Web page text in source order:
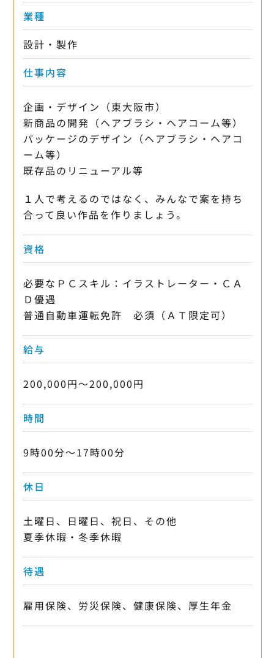
業種
設計・製作
仕事内容
企画・デザイン（東大阪市）
新商品の開発（ヘアブラシ・ヘアコーム等）
パッケージのデザイン（ヘアブラシ・ヘアコ
ーム等）
既存品のリニューアル等
１人で考えるのではなく、みんなで案を持ち
合って良い作品を作りましょう。
資格
必要なＰＣスキル：イラストレーター・ＣＡ
Ｄ優遇
普通自動車運転免許 必須（ＡＴ限定可）
給与
200,000円〜200,000円
時間
9時00分〜17時00分
休日
土曜日、日曜日、祝日、その他
夏季休暇・冬季休暇
待遇
雇用保険、労災保険、健康保険、厚生年金